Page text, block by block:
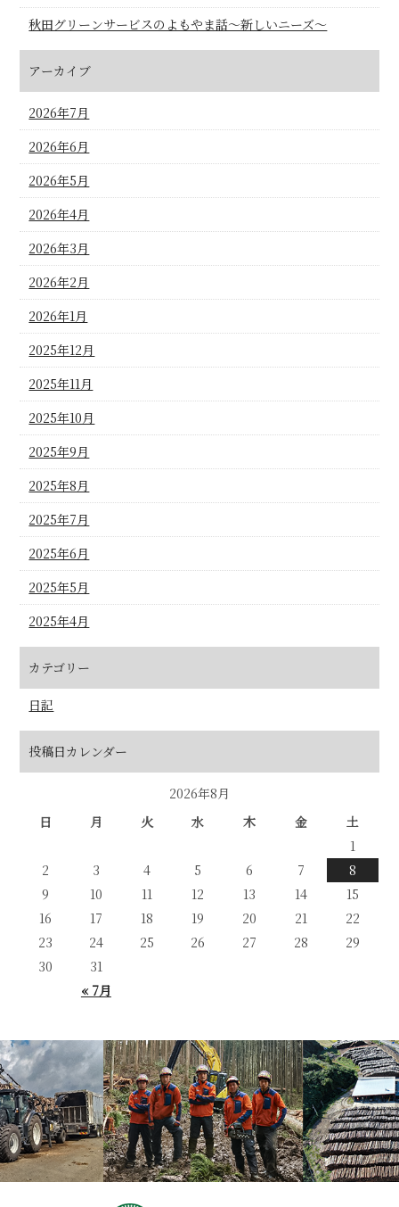
秋田グリーンサービスのよもやま話～新しいニーズ～
アーカイブ
2026年7月
2026年6月
2026年5月
2026年4月
2026年3月
2026年2月
2026年1月
2025年12月
2025年11月
2025年10月
2025年9月
2025年8月
2025年7月
2025年6月
2025年5月
2025年4月
カテゴリー
日記
投稿日カレンダー
2026年8月
日
月 火 水 木 金 土
« 7月
1
2
3 4 5 6 7
8
9
10 11 12 13 14
15
16
17 18 19 20 21
22
23
24 25 26 27 28
29
30
31